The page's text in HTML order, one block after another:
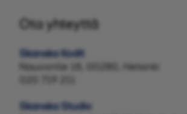
Ota yhteyttä
Skanska Kodit
Nauvontie 18, 00280, Helsinki
Skanska Studio